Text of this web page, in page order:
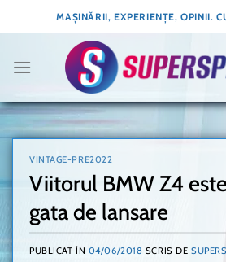
to
MAȘINĂRII, EXPERIENȚE, OPINII.
VINTAGE-PRE2022
Viitorul BMW Z4
gata de lansare
PUBLICAT ÎN 04/06/2018 SCRIS DE